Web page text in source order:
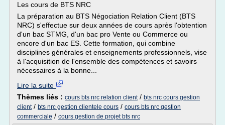
Les cours de BTS NRC
La préparation au BTS Négociation Relation Client (BTS
NRC) s'effectue sur deux années de cours après l'obtention
d'un bac STMG, d'un bac pro Vente ou Commerce ou
encore d'un bac ES. Cette formation, qui combine
disciplines générales et enseignements professionnels, vise
à l'acquisition de l'ensemble des compétences et savoirs
nécessaires à la bonne...
Lire la suite
Thèmes liés : cours bts nrc relation client/ bts nrc cours gestion
client/ bts nrc gestion clientele cours / cours bts nrc gestion
commerciale / cours gestion de projet bts nrc